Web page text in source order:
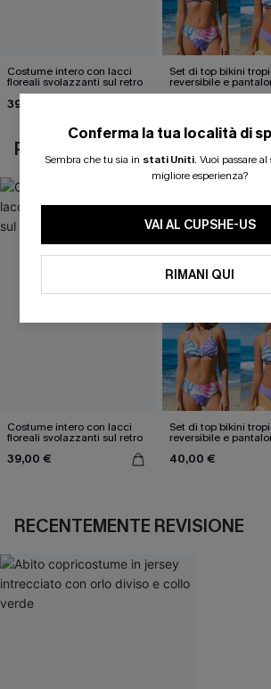
Costume intero con lacci
floreali svolazzanti sul retro
39,00 €
Set di top bikini
reversibile e
media
POTREBBE INTERESSARTI
Costume intero con lacci
floreali svolazzanti sul retro
39,00 €
Set di top bikini
reversibile e
40,00 €
RECENTEMENTE REVISIONE
Conferma la tua località di
Sembra che tu sia in stati Uniti. Vuoi passare
migliore esperienza?
VAI AL CUPSHE-US
RIMANI QUI